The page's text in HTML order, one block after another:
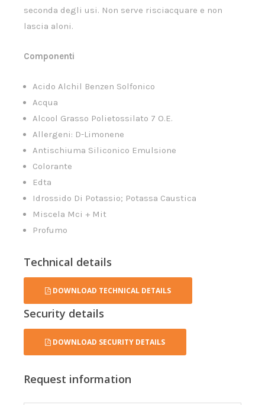
seconda degli usi. Non serve risciacquare e non
lascia aloni.
Componenti
Acido Alchil Benzen Solfonico
Acqua
Alcool Grasso Polietossilato 7 O.E.
Allergeni: D-Limonene
Antischiuma Siliconico Emulsione
Colorante
Edta
Idrossido Di Potassio; Potassa Caustica
Miscela Mci + Mit
Profumo
Technical details
DOWNLOAD TECHNICAL DETAILS
Security details
DOWNLOAD SECURITY DETAILS
Request information